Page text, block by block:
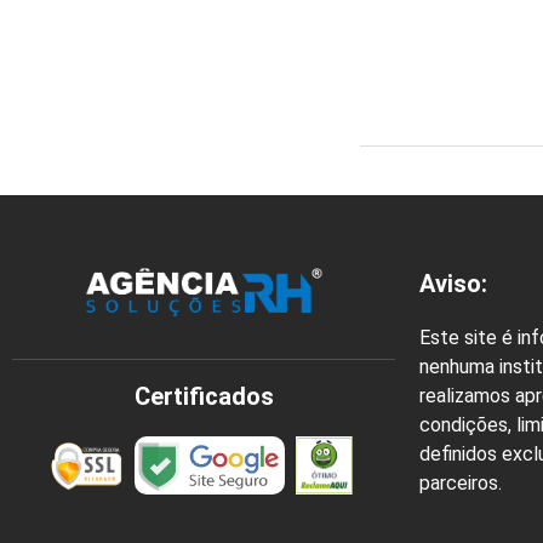
Certificados
Aviso:
Este site é
nenhuma
realizamos
condições,
definidos
parceiros.